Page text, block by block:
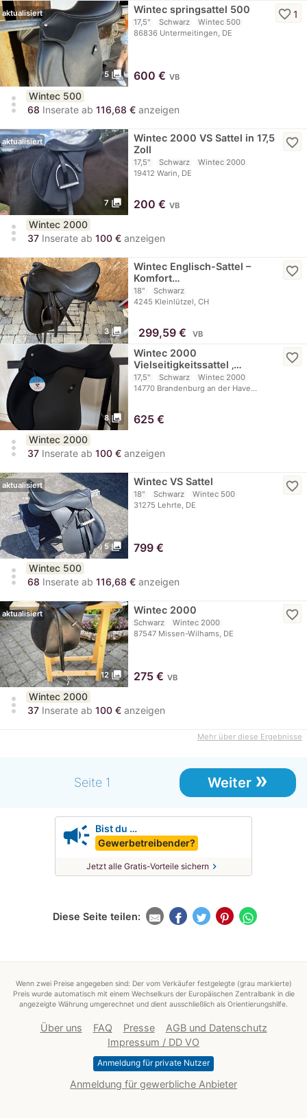
5 photo_library
aktualisiert Wintec springsattel 500
17,5" Schwarz
Wintec 500
86836 Untermeitingen, DE
favorite_border1
600 € VB
more_vert
Wintec 500
68 Inserate ab 116,68 € anzeigen
7 photo_library
aktualisiert
Wintec 2000 VS Sattel in 17,5
Zoll
17,5" Schwarz
Wintec 2000
19412 Warin, DE
favorite_border
200 € VB
more_vert
Wintec 2000
37 Inserate ab 100 € anzeigen
3 photo_library
Wintec Englisch-Sattel –
Komfort…
18"
Schwarz
4245 Kleinlützel, CH
favorite_border
299,59 € VB
8 photo_library
Wintec 2000
Vielseitigkeitssattel ‚…
17,5" Schwarz
Wintec 2000
14770 Brandenburg an der Have…
favorite_border
625 €
more_vert
Wintec 2000
37 Inserate ab 100 € anzeigen
5 photo_library
aktualisiert Wintec VS Sattel
18" Schwarz
Wintec 500
31275 Lehrte, DE
favorite_border
799 €
more_vert
Wintec 500
68 Inserate ab 116,68 € anzeigen
12 photo_library
aktualisiert Wintec 2000
Schwarz
Wintec 2000
87547 Missen-Wilhams, DE
favorite_border
275 € VB
more_vert
Wintec 2000
37 Inserate ab 100 € anzeigen
Mehr über diese Ergebnisse
Seite 1 Weiter »
campaign Bist du …
Gewerbetreibender?
Jetzt alle Gratis-Vorteile sichern chevron_right
Diese Seite teilen:
Wenn zwei Preise angegeben sind: Der vom Verkäufer festgelegte (grau markierte)
Preis wurde automatisch mit einem Wechselkurs der Europäischen Zentralbank in die
angezeigte Währung umgerechnet und dient ausschließlich als Orientierungshilfe.
Über uns FAQ Presse
AGB und Datenschutz
Impressum / DD VO
Anmeldung für private Nutzer
Anmeldung für gewerbliche Anbieter